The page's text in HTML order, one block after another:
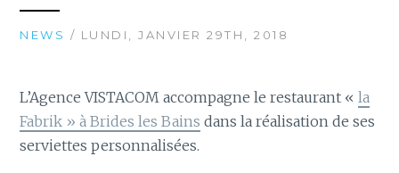
NEWS / LUNDI, JANVIER 29TH, 2018
L’Agence VISTACOM accompagne le restaurant «la
Fabrik » à Brides les Bains dans la réalisation de ses
serviettes personnalisées.